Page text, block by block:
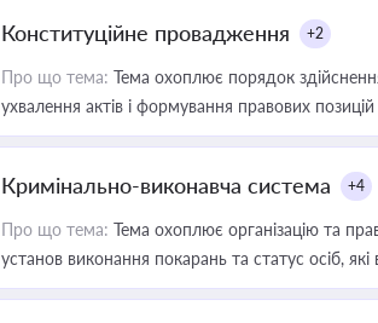
Конституційне провадження +2
Про що тема: Тема охоплює порядок
ухвалення актів і формування правових позицій
Кримінально-виконавча система +4
Про що тема: Тема охоплює організацію та
установ виконання покарань та статус осіб,